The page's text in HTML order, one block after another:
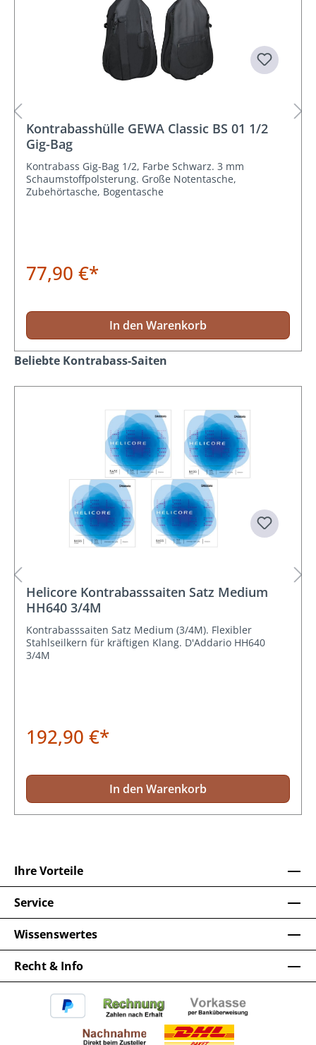
Kontrabasshülle GEWA Classic BS 01 1/2
Gig-Bag
Kontrabass Gig-Bag 1/2, Farbe Schwarz. 3 mm
Schaumstoffpolsterung. Große Notentasche,
Zubehörtasche, Bogentasche
77,90 €*
In den Warenkorb
Produktgalerie überspringen
Beliebte Kontrabass-Saiten
Helicore Kontrabasssaiten Satz Medium
HH640 3/4M
Kontrabasssaiten Satz Medium (3/4M). Flexibler
Stahlseilkern für kräftigen Klang. D'Addario HH640
3/4M
192,90 €*
In den Warenkorb
Recht & Info
Ihre Vorteile
Service
Wissenswertes